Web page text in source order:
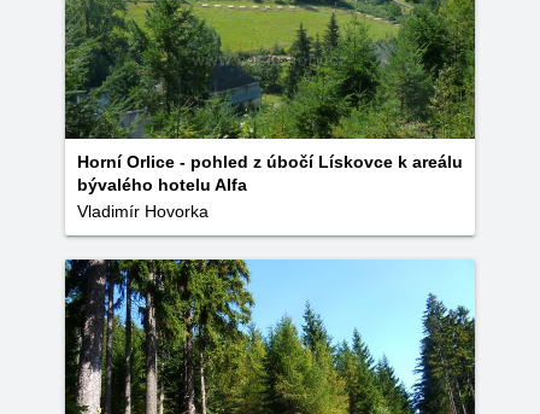
Horní Orlice - pohled z úbočí Lískovce k areálu
bývalého hotelu Alfa
Vladimír Hovorka